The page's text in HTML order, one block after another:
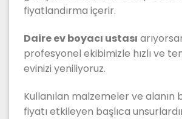
fiyatlandırma içerir.
Daire ev boyacı ustası
profesyonel ekibimizle hızlı ve
evinizi yeniliyoruz.
Kullanılan malzemeler ve alanın
fiyatı etkileyen başlıca